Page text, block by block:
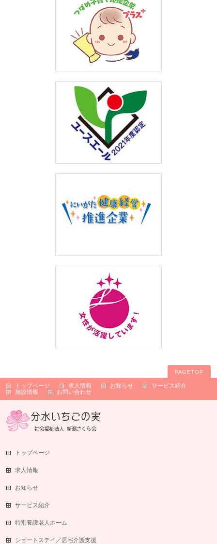
PAGETOP
トップページ 求人情報 お知らせ
サービス紹介
施設情報
お問い合わせ
トップページ
求人情報
お知らせ
サービス紹介
特別養護老人ホーム
ショートステイ／居宅介護支援